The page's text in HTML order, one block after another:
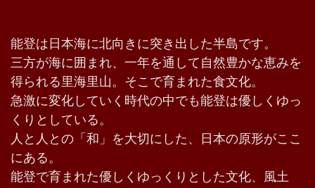
能登は日本海に北向きに突き出した半島です。
三方が海に囲まれ、一年を通して自然豊かな恵みを
得られる里海里山。そこで育まれた食文化。
急激に変化していく時代の中でも能登は優しくゆっ
くりとしている。
人と人との「和」を大切にした、日本の原形がここ
にある。
能登で育まれた優しくゆっくりとした文化、風土